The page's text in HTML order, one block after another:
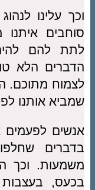
וכך עלינו
סוחבים
לתת להם
הדברים הלא
לצמוח מתוכם.
שמביא אותנו
אנשים לפעמים
בדברים
משמעות. וכך
בכעס,